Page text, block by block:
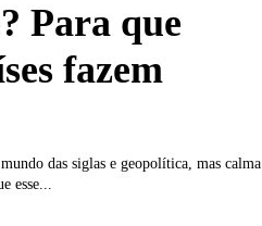
Para que
fazem
das siglas e geopolítica, mas calma
esse...